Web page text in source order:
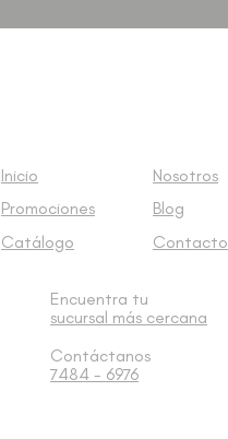
Inicio
Nosotros
Promociones
Blog
Catálogo
Contacto
Encuentra tu
sucursal más cercana
Contáctanos
7484 - 6976